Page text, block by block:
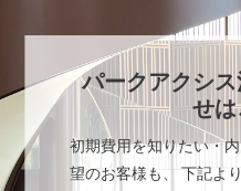
パークアクシ
せは
初期費用を知りたい・
望のお客様も、 下記よ